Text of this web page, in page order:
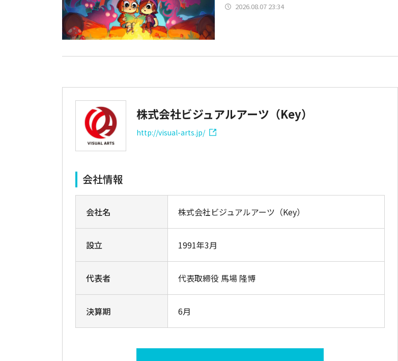
2026.08.07 23:34
株式会社ビジュアルアーツ（Key）
http://visual-arts.jp/
会社情報
会社名 株式会社ビジュアルアーツ（Key）
設立 1991年3月
代表者 代表取締役 馬場 隆博
決算期 6月